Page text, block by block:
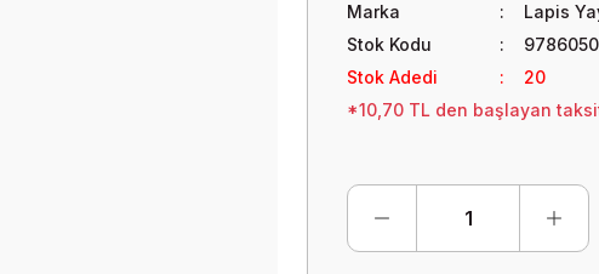
Marka
Lapis
Stok Kodu
Stok Adedi
20
*10,70 TL den başlayan